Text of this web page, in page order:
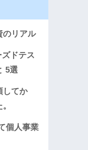
のリアル
ドテス
5選
してか
個人事業